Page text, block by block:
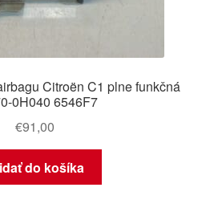
Citroën C1 plne funkčná
0H040 6546F7
€91,00
do košíka